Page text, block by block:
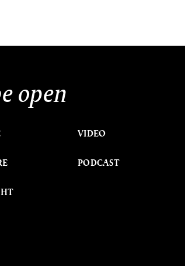
open
VIDEO
PODCAST